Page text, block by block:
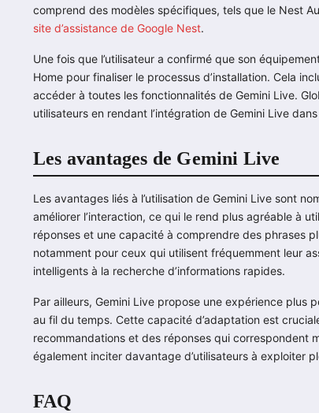
comprend des modèles spécifiques, tels que le Nest
site d’assistance de Google Nest.
Une fois que l’utilisateur a confirmé que son
Home pour finaliser le processus d’installation. Cela
accéder à toutes les fonctionnalités de Gemini Live.
utilisateurs en rendant l’intégration de Gemini Live
Les avantages de Gemini Live
Les avantages liés à l’utilisation de Gemini Live sont
améliorer l’interaction, ce qui le rend plus agréable à
réponses et une capacité à comprendre des phrases
notamment pour ceux qui utilisent fréquemment leur
intelligents à la recherche d’informations rapides.
Par ailleurs, Gemini Live propose une expérience
au fil du temps. Cette capacité d’adaptation est
recommandations et des réponses qui correspondent
également inciter davantage d’utilisateurs à exploiter
FAQ